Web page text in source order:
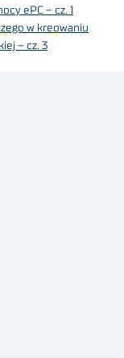
ePC – cz. 1
w kreowaniu
– cz. 3